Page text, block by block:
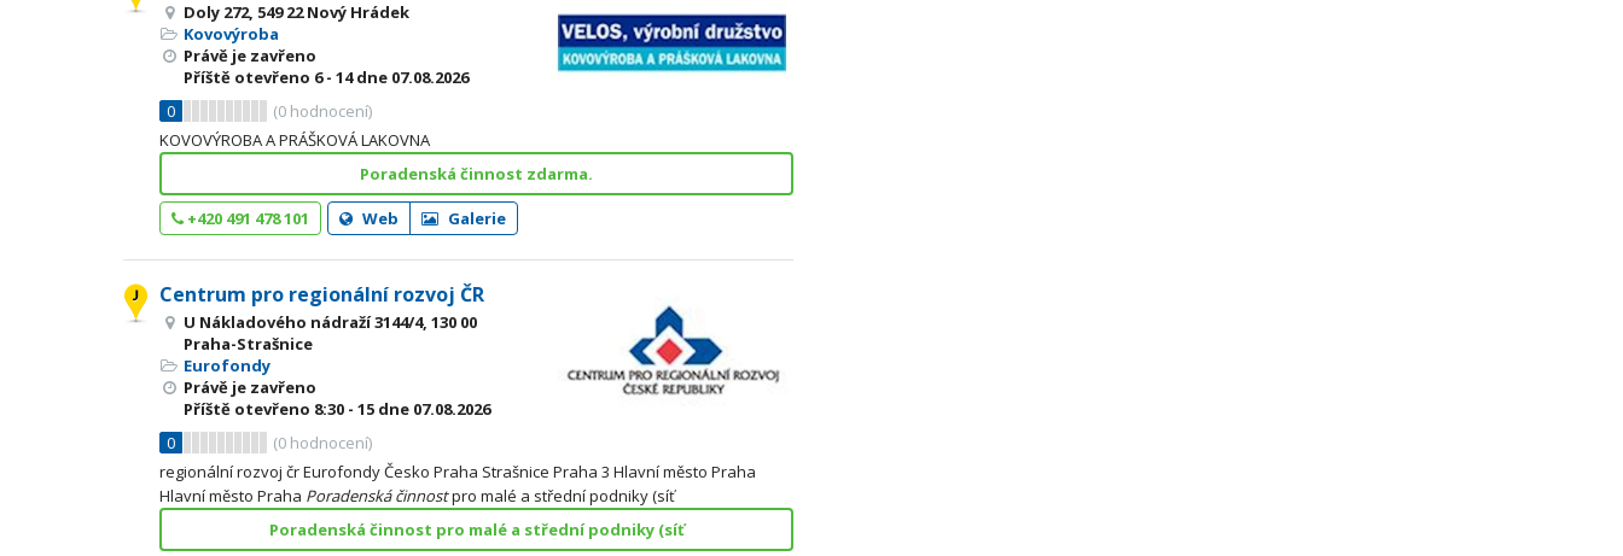
Doly 272, 549 22 Nový Hrádek
Kovovýroba
Právě je zavřeno
Příště otevřeno 6 - 14dne 07.08.2026
0
(0 hodnocení)
KOVOVÝROBA A PRÁŠKOVÁ LAKOVNA
Poradenská činnost zdarma.
+420 491 478 101 Web Galerie
Centrum pro regionální rozvoj ČR
U Nákladového nádraží 3144/4, 130 00
Praha-Strašnice
Eurofondy
Právě je zavřeno
Příště otevřeno 8:30 - 15 dne 07.08.2026
0
(0 hodnocení)
regionální rozvoj čr Eurofondy Česko Praha Strašnice Praha 3 Hlavní město Praha
Hlavní město Praha Poradenská činnostpro malé a střední podniky (síť
Poradenská činnost pro malé a střední podniky (síť